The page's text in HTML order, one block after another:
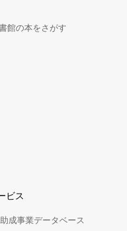
館の本をさがす
ビス
成事業データベース